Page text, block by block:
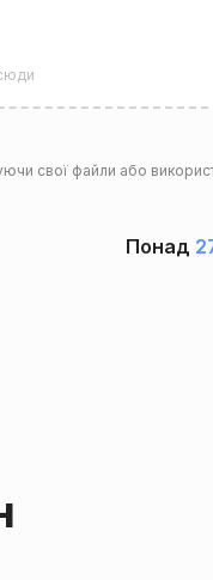
свої файли або
Понад